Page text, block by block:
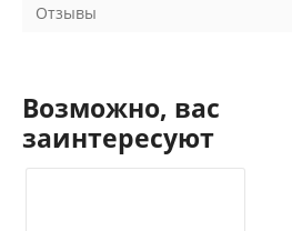
Отзывы
Возможно, вас
заинтересуют